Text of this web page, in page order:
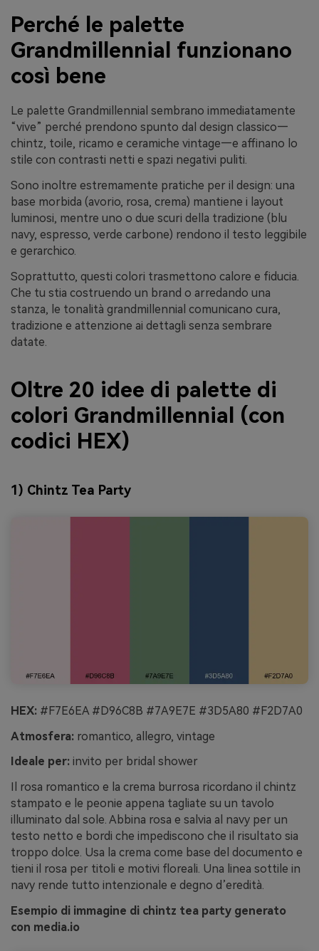
Perché le palette
Grandmillennial funzionano
così bene
Le palette Grandmillennial sembrano immediatamente
“vive” perché prendono spunto dal design classico—
chintz, toile, ricamo e ceramiche vintage—e affinano lo
stile con contrasti netti e spazi negativi puliti.
Sono inoltre estremamente pratiche per il design: una
base morbida (avorio, rosa, crema) mantiene i layout
luminosi, mentre uno o due scuri della tradizione (blu
navy, espresso, verde carbone) rendono il testo leggibile
e gerarchico.
Soprattutto, questi colori trasmettono calore e fiducia.
Che tu stia costruendo un brand o arredando una
stanza, le tonalità grandmillennial comunicano cura,
tradizione e attenzione ai dettagli senza sembrare
datate.
Oltre 20 idee di palette di
colori Grandmillennial (con
codici HEX)
1) Chintz Tea Party
HEX: #F7E6EA #D96C8B #7A9E7E #3D5A80 #F2D7A0
Atmosfera: romantico, allegro, vintage
Ideale per: invito per bridal shower
Il rosa romantico e la crema burrosa ricordano il chintz
stampato e le peonie appena tagliate su un tavolo
illuminato dal sole. Abbina rosa e salvia al navy per un
testo netto e bordi che impediscono che il risultato sia
troppo dolce. Usa la crema come base del documento e
tieni il rosa per titoli e motivi floreali. Una linea sottile in
navy rende tutto intenzionale e degno d’eredità.
Esempio di immagine di chintz tea party generato
con media.io